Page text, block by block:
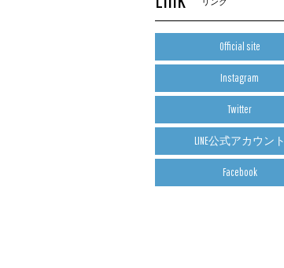
Official site
Instagram
Twitter
LINE公式アカウント
Facebook